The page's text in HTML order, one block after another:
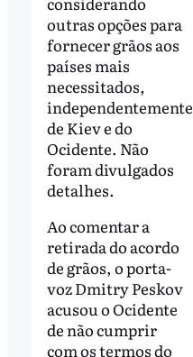
outras opções para
fornecer grãos aos
países mais
necessitados,
independentemente
de Kiev e do
Ocidente. Não
foram divulgados
detalhes.
Ao comentar a
retirada do acordo
de grãos, o porta-
voz Dmitry Peskov
acusou o Ocidente
de não cumprir
com os termos do